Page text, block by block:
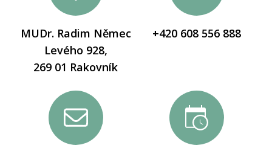
MUDr. Radim Němec
Levého 928,
269 01 Rakovník
+420 608 556 888